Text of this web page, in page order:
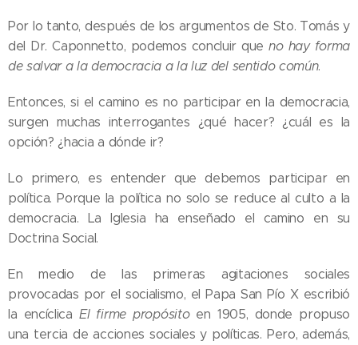
Por lo tanto, después de los argumentos de Sto. Tomás y
del Dr. Caponnetto, podemos concluir queno hay forma
de salvar a la democracia a la luz del sentido común.
Entonces, si el camino es no participar en la democracia,
surgen muchas interrogantes ¿qué hacer? ¿cuál es la
opción? ¿hacia a dónde ir?
Lo primero, es entender que debemos participar en
política. Porque la política no solo se reduce al culto a la
democracia. La Iglesia ha enseñado el camino en su
Doctrina Social.
En medio de las primeras agitaciones sociales
provocadas por el socialismo, el Papa San Pío X escribió
la encíclica El firme propósitoen 1905, donde propuso
una tercia de acciones sociales y políticas. Pero, además,